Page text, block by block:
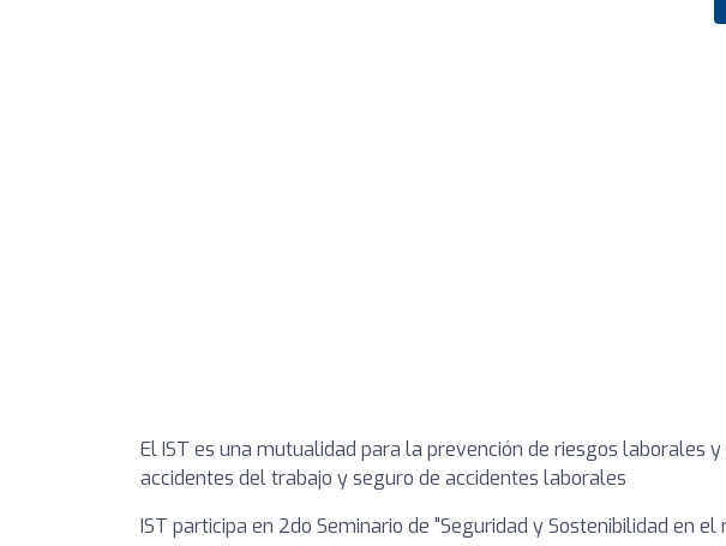
El IST es una mutualidad para la prevención de riesgos laborales
accidentes del trabajo y seguro de accidentes laborales
IST participa en 2do Seminario de "Seguridad y Sostenibilidad en